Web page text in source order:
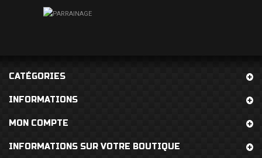
CATÉGORIES
INFORMATIONS
MON COMPTE
INFORMATIONS SUR VOTRE BOUTIQUE